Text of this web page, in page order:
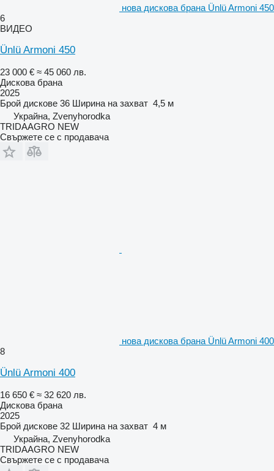
нова дискова брана Ünlü Armoni 450
6
ВИДЕО
Ünlü Armoni 450
23 000 € ≈ 45 060 лв.
Дискова брана
2025
Брой дискове 36 Ширина на захват 4,5 м
Украйна, Zvenyhorodka
TRIDAAGRO NEW
Свържете се с продавача
нова дискова брана Ünlü Armoni 400
8
Ünlü Armoni 400
16 650 € ≈ 32 620 лв.
Дискова брана
2025
Брой дискове 32 Ширина на захват 4 м
Украйна, Zvenyhorodka
TRIDAAGRO NEW
Свържете се с продавача